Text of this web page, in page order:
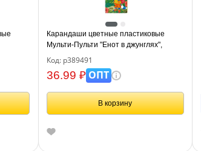
Карандаши цветные пластиковые
Мульти-Пульти "Енот в джунглях",
06цв., шестигран., заточен., картон,
европодвес
Код: р389491
36.99 ₽ОПТ
В корзину